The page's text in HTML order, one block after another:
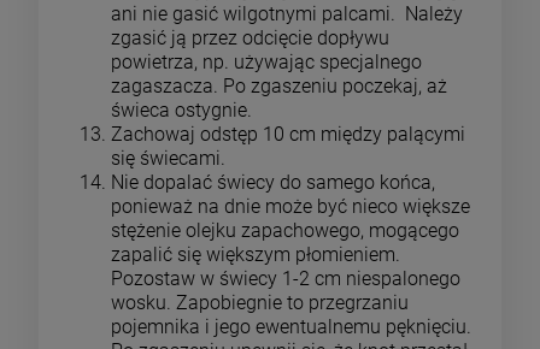
ani nie gasić wilgotnymi palcami. Należy
zgasić ją przez odcięcie dopływu
powietrza, np. używając specjalnego
zagaszacza. Po zgaszeniu poczekaj, aż
świeca ostygnie.
Zachowaj odstęp 10 cm między palącymi
się świecami.
Nie dopalać świecy do samego końca,
ponieważ na dnie może być nieco większe
stężenie olejku zapachowego, mogącego
zapalić się większym płomieniem.
Pozostaw w świecy 1-2 cm niespalonego
wosku. Zapobiegnie to przegrzaniu
pojemnika i jego ewentualnemu pęknięciu.